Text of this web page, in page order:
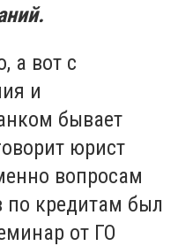
а вот с
и
бывает
юрист
вопросам
по кредитам был
от ГО